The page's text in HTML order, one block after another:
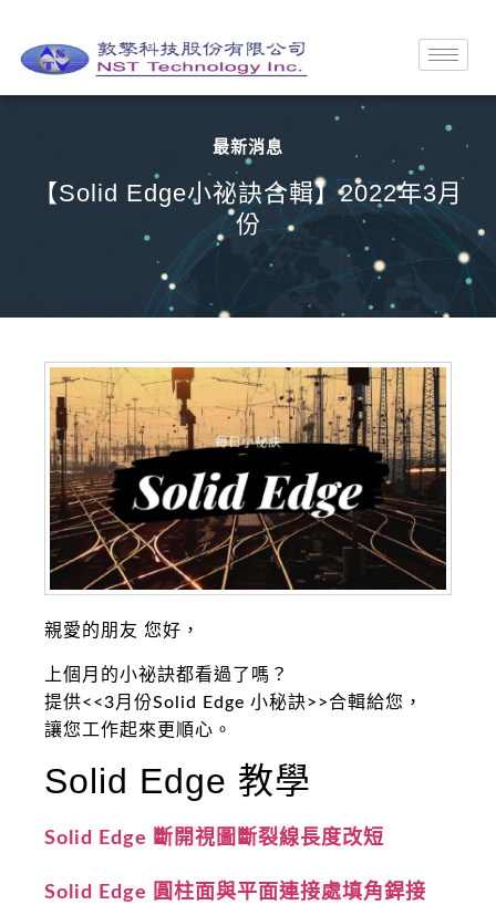
最新消息
【Solid Edge小祕訣合輯】2022年3月
份
親愛的朋友 您好，
上個月的小祕訣都看過了嗎？
提供<<3月份Solid Edge 小秘訣>>合輯給您，
讓您工作起來更順心。
Solid Edge 教學
Solid Edge 斷開視圖斷裂線長度改短
Solid Edge 圓柱面與平面連接處填角銲接